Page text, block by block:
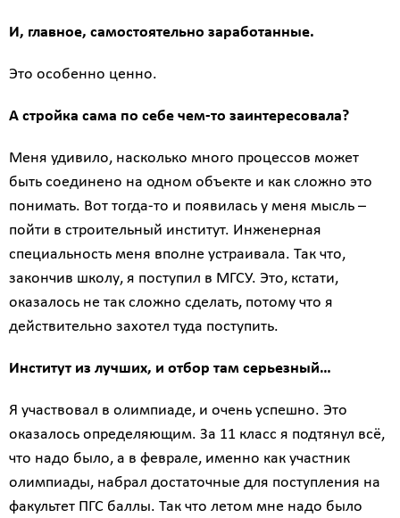
И, главное, самостоятельно заработанные.
Это особенно ценно.
А стройка сама по себе чем-то заинтересовала?
Меня удивило, насколько много процессов может
быть соединено на одном объекте и как сложно это
понимать. Вот тогда-то и появилась у меня мысль –
пойти в строительный институт. Инженерная
специальность меня вполне устраивала. Так что,
закончив школу, я поступил в МГСУ. Это, кстати,
оказалось не так сложно сделать, потому что я
действительно захотел туда поступить.
Институт из лучших, и отбор там серьезный…
Я участвовал в олимпиаде, и очень успешно. Это
оказалось определяющим. За 11 класс я подтянул всё,
что надо было, а в феврале, именно как участник
олимпиады, набрал достаточные для поступления на
факультет ПГС баллы. Так что летом мне надо было